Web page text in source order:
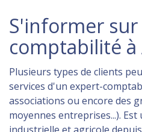
S'informer sur
comptabilité à
Plusieurs types de clients
services d'un expert-
associations ou encore des
moyennes entreprises...).